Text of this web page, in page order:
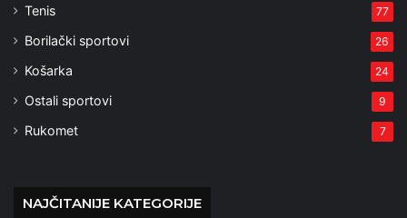
Tenis 77
Borilački sportovi 26
Košarka 24
Ostali sportovi 9
Rukomet 7
NAJČITANIJE KATEGORIJE